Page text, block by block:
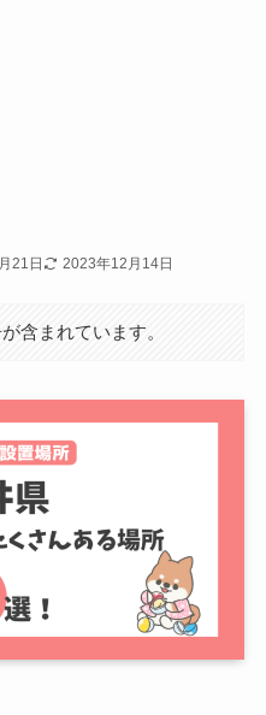
21日 2023年12月14日
含まれています。